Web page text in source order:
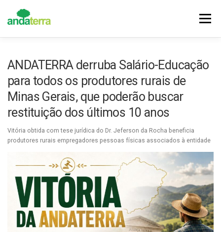
Menu
HISTÓRIA VALORES FILIE-SE
ANDATERRA derruba Salário-Educação
para todos os produtores rurais de
Minas Gerais, que poderão buscar
restituição dos últimos 10 anos
Vitória obtida com tese jurídica do Dr. Jeferson da Rocha beneficia
produtores rurais empregadores pessoas físicas associados à entidade